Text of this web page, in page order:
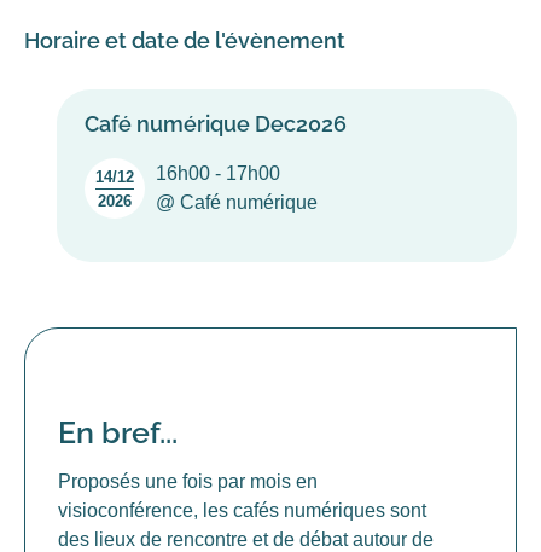
Horaire et date de l'évènement
Café numérique Dec2026
14/12
2026
16h00 - 17h00
@ Café numérique
En bref...
Proposés une fois par mois en
visioconférence, les cafés numériques sont
des lieux de rencontre et de débat autour de